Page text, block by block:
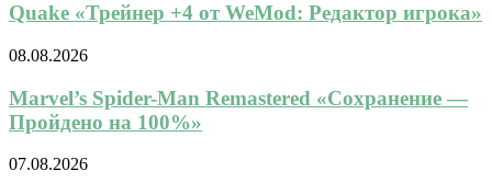
Quake «Трейнер +4 от WeMod: Редактор игрока»
08.08.2026
Marvel’s Spider-Man Remastered «Сохранение —
Пройдено на 100%»
07.08.2026